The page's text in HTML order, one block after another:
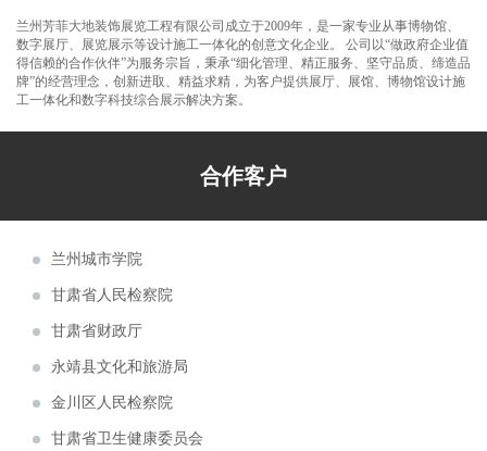
绿色智慧矿山联合实验室”项目
第22届“青海省投资贸易洽谈会”于7月22日至
27日在西宁会展中心隆重举行
芳菲大地装饰展览为新区农投集团进行了兰
阿克塞红柳湾大坝图村村史馆案例分享
青海青稞酒业公司展厅案例分享
甘肃机电职业技术学院校史馆
建投矿业案例分享
6月6日，首届中国（青海）国际生态博览会
在西宁市如期举行。由兰州芳菲大地展览设计施
工的甘肃展厅，成为本届展会的简约小清新。
由兰州芳菲大地装饰展览公司设计的 “ 中国
移动通信集团 甘肃有限公司张掖分公司 ” 办公
大楼整体设计项目于近日中标。
由兰州芳菲大地展览公司设计的佛慈制药公
司“兰州老街佛慈大药房形象店”首稿亮相。
由兰州芳菲大地展览公司设计的“甘肃机电职
兰州芳菲大地装饰展览工程有限公司成立于2009年，是一家专业从事博物馆、
数字展厅、展览展示等设计施工一体化的创意文化企业。 公司以“做政府企业值
得信赖的合作伙伴”为服务宗旨，秉承“细化管理、精正服务、坚守品质、缔造品
牌”的经营理念，创新进取、精益求精，为客户提供展厅、展馆、博物馆设计施
工一体化和数字科技综合展示解决方案。
合作客户
甘肃省退役军人事务厅
甘肃机电职业技术学院
兰州城市学院
甘肃省人民检察院
甘肃省财政厅
永靖县文化和旅游局
金川区人民检察院
甘肃省卫生健康委员会
兰州交通大学